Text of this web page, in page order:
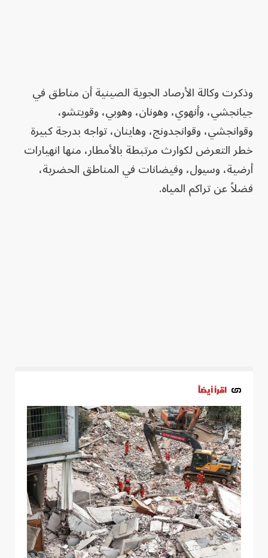
وذكرت وكالة الأرصاد الجوية الصينية أن مناطق في
جيانجشي، وأنهوي، وهونان، وهوبي، وقويتشو،
وقوانجشي، وقوانجدونج، وهاينان، تواجه بدرجة كبيرة
خطر التعرض لكوارث مرتبطة بالأمطار، منها انهيارات
أرضية، وسيول، وفيضانات في المناطق الحضرية،
فضلاً عن تراكم المياه.
اقرأ أيضاً